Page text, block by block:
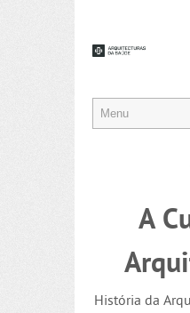
A
História da